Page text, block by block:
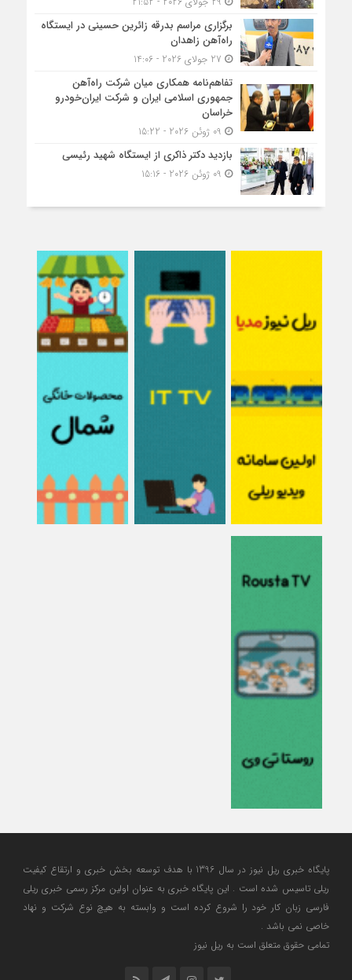
برگزاری مراسم بدرقه زائرین حسینی در ایستگاه
راه‌آهن زاهدان
تفاهم‌نامه همکاری میان شرکت راه‌آهن
جمهوری اسلامی ایران و شرکت ایران‌خودرو
خراسان
بازدید دکتر ذاکری از ایستگاه شهید رئیسی
پایگاه خبری ریل نیوز در سال 1396 با هدف توسعه بخش خبری و ارتقاع کیفیت
ریلی تاسیس شده است . این پایگاه خبری به عنوان اولین مرکز رسمی خبری ریلی
فارسی زبان کار خود را شروع کرده است و وابسته به هیچ نوع شرکت و نهاد
خاصی نمی باشد .
تمامی حقوق متعلق است به ریل نیوز